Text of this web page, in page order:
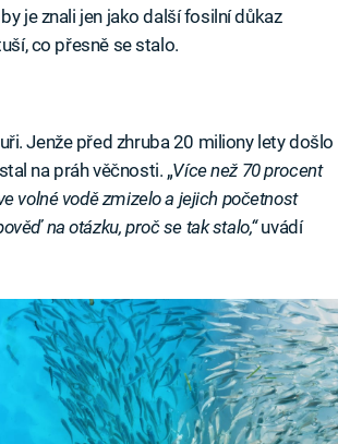
je znali jen jako další fosilní důkaz
co přesně se stalo.
Jenže před zhruba 20 miliony lety došlo
na práh věčnosti. „Více než 70 procent
volné vodě zmizelo a jejich početnost
na otázku, proč se tak stalo,“uvádí